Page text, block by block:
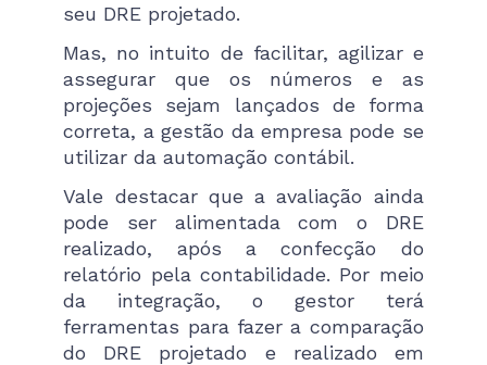
seu DRE projetado.
Mas, no intuito de facilitar, agilizar e
assegurar que os números e as
projeções sejam lançados de forma
correta, a gestão da empresa pode se
utilizar da automação contábil.
Vale destacar que a avaliação ainda
pode ser alimentada com o DRE
realizado, após a confecção do
relatório pela contabilidade. Por meio
da integração, o gestor terá
ferramentas para fazer a comparação
do DRE projetado e realizado em